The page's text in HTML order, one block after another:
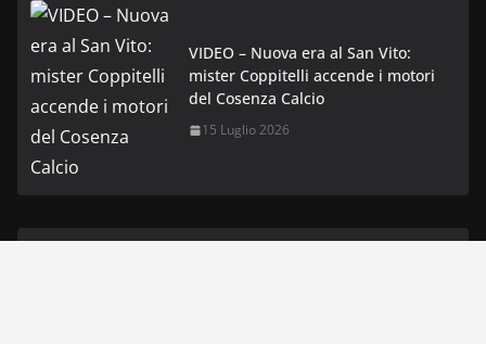
VIDEO – Nuova era al San Vito:
mister Coppitelli accende i motori
del Cosenza Calcio
15 Luglio 2026